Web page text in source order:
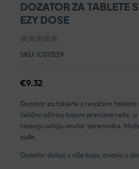
DOZATOR ZA TABLETE
EZY DOSE
SKU: C011539
€9.32
Dozator za tablete s rezačem tableta
čeličnu oštricu kojom precizno reže,
rezanju ostaju unutar spremnika.
suđe.
Dozator dolazi u više boja, ovisno o